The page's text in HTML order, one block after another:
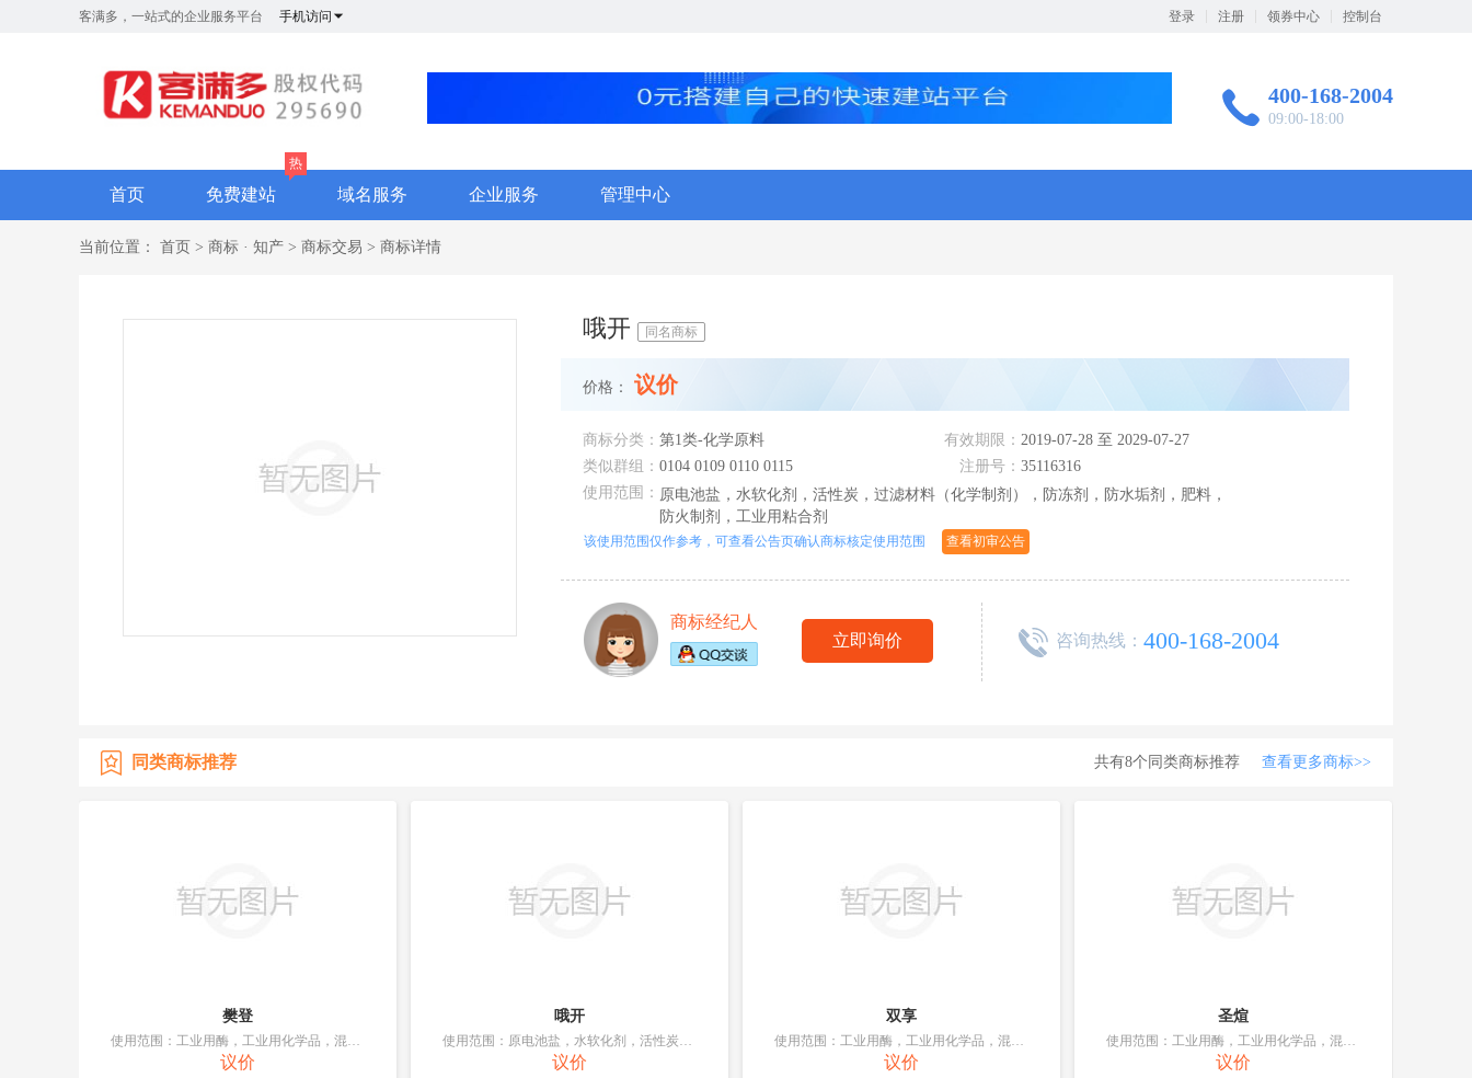
客满多，一站式的企业服务平台 手机访问 登录 注册 领券中心 控制台
 400-168-2004
09:00-18:00
首页 免费建站
热
域名服务 企业服务 管理中心
当前位置： 首页 > 商标 · 知产 > 商标交易 > 商标详情
哦开 同名商标
价格： 议价
商标分类： 第1类-化学原料 有效期限： 2019-07-28 至 2029-07-27
类似群组： 0104 0109 0110 0115 注册号： 35116316
使用范围： 原电池盐，水软化剂，活性炭，过滤材料（化学制剂），防冻剂，防水垢剂，肥料，
防火制剂，工业用粘合剂
该使用范围仅作参考，可查看公告页确认商标核定使用范围 查看初审公告
商标经纪人
立即询价
咨询热线： 400-168-2004
同类商标推荐 共有8个同类商标推荐 查看更多商标>>
樊登
使用范围：工业用酶，工业用化学品，混凝土用凝结剂，相纸，化学肥料，除油外的皮革处理剂，工业用粘合剂，纸浆
议价
哦开
使用范围：原电池盐，水软化剂，活性炭，过滤材料（化学制剂），防冻剂，防水垢剂，肥料，防火制剂，工业用粘合剂
议价
双享
使用范围：工业用酶，工业用化学品，混凝土用凝结剂，相纸，化学肥料，除油外的皮革处理剂，工业用粘合剂，纸浆
议价
圣煊
使用范围：工业用酶，工业用化学品，混凝土用凝结剂，相纸，化学肥料，除油外的皮革处理剂，工业用粘合剂，纸浆
议价